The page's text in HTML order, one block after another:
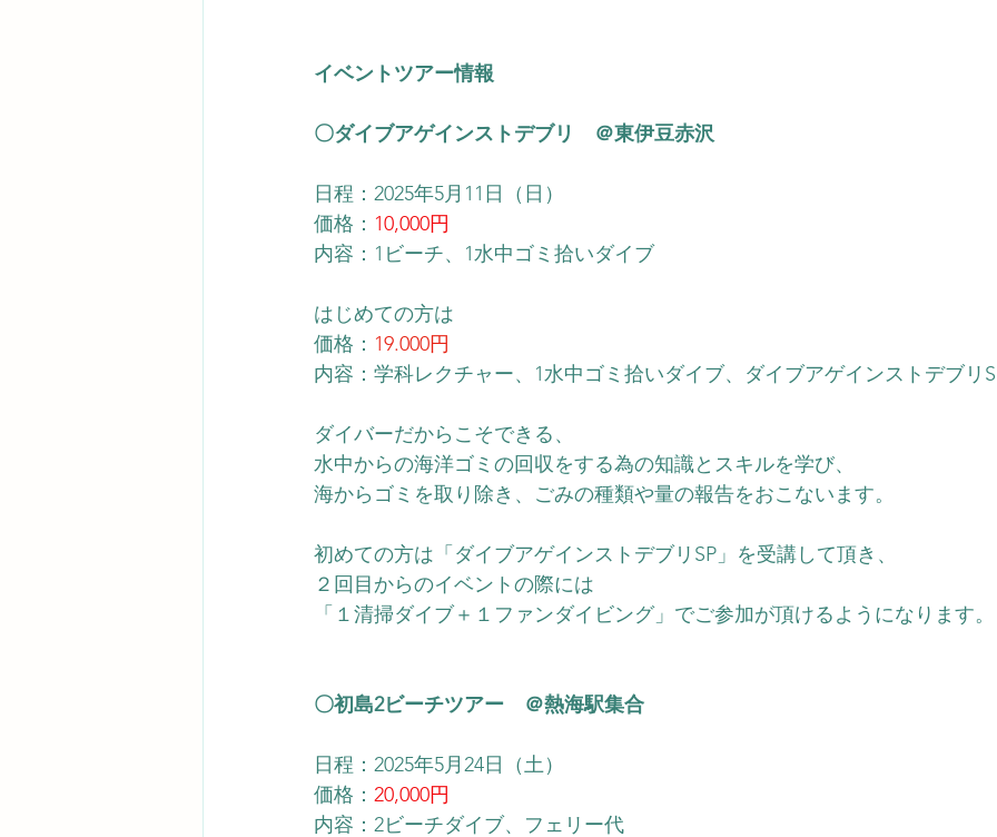
イベントツアー情報
〇ダイブアゲインストデブリ　＠東伊豆赤沢
日程：2025年5月11日（日）
価格： 10,000円
内容：1ビーチ、1水中ゴミ拾いダイブ
はじめての方は
​価格： 19.000円
内容：学科レクチャー、1水中ゴミ拾いダイブ、ダイブアゲインストデブリ
ダイバーだからこそできる、
水中からの海洋ゴミの回収をする為の知識とスキルを学び、
海からゴミを取り除き、ごみの種類や量の報告をおこないます。
初めての方は「ダイブアゲインストデブリSP」を受講して頂き、
２回目からのイベントの際には
「１清掃ダイブ＋１ファンダイビング」でご参加が頂けるようになります。
〇初島2ビーチツアー　＠熱海駅集合
日程：2025年5月24日（土）
価格： 20,000円
内容：2ビーチダイブ、フェリー代